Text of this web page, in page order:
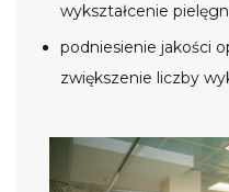
wykształcenie
podniesienie jakości
zwiększenie liczby